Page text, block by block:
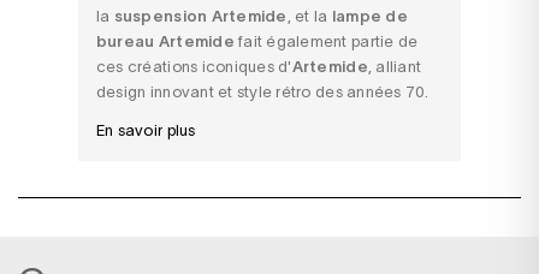
la suspension Artemide , et la lampe de
bureau Artemide fait également partie de
ces créations iconiques d'Artemide , alliant
design innovant et style rétro des années 70.
En savoir plus